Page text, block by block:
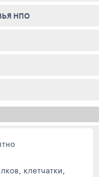
НПО
клетчатки,